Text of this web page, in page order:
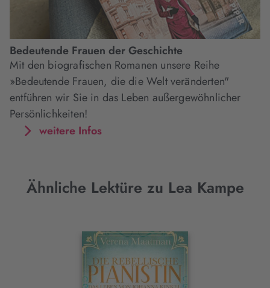
Bedeutende Frauen der Geschichte
Mit den biografischen Romanen unsere Reihe
»Bedeutende Frauen, die die Welt veränderten"
entführen wir Sie in das Leben außergewöhnlicher
Persönlichkeiten!
weitere Infos
Ähnliche Lektüre zu Lea Kampe